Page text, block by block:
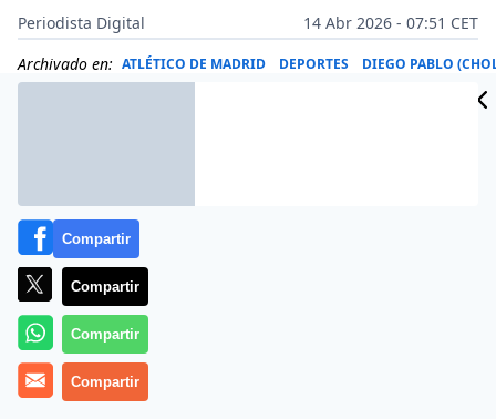
Periodista Digital
14 Abr 2026 - 07:51 CET
Archivado en: ATLÉTICO DE MADRID DEPORTES DIEGO PABLO
Compartir
Compartir
Compartir
Compartir